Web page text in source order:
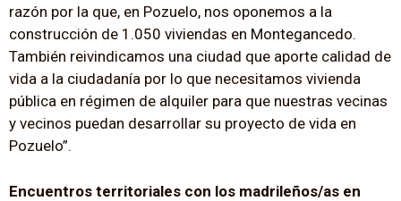
razón por la que, en Pozuelo, nos oponemos a la
construcción de 1.050 viviendas en Montegancedo.
También reivindicamos una ciudad que aporte calidad de
vida a la ciudadanía por lo que necesitamos vivienda
pública en régimen de alquiler para que nuestras vecinas
y vecinos puedan desarrollar su proyecto de vida en
Pozuelo”.
Encuentros territoriales con los madrileños/as en